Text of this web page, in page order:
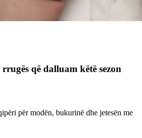
që dalluam këtë sezon
për modën, bukurinë dhe jetesën me